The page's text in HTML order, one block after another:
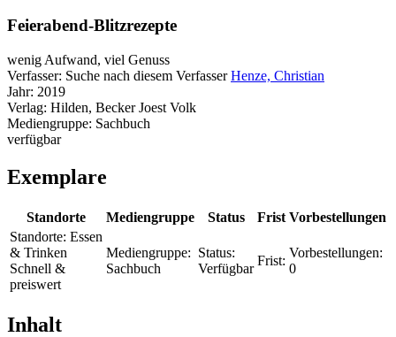
Feierabend-Blitzrezepte
wenig Aufwand, viel Genuss
Verfasser: Suche nach diesem Verfasser Henze, Christian
Jahr: 2019
Verlag: Hilden, Becker Joest Volk
Mediengruppe: Sachbuch
verfügbar
Exemplare
Standorte Mediengruppe Status Frist Vorbestellungen
Standorte: Essen
& Trinken
Schnell &
preiswert
Mediengruppe:
Sachbuch
Status:
Verfügbar
Frist:
Vorbestellungen:
0
Inhalt